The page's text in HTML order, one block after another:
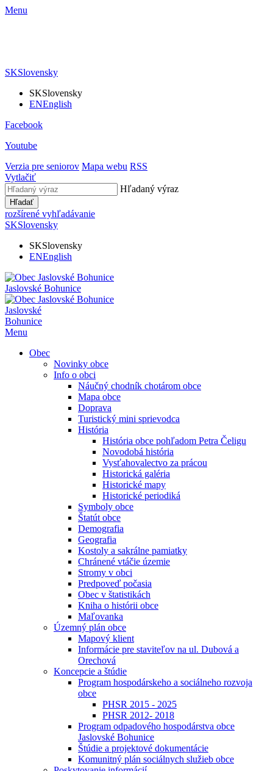
Menu
SKSlovensky
SKSlovensky
ENEnglish
Facebook
Youtube
Verzia pre seniorov Mapa webu RSS
Vytlačiť
Hľadaný výraz
Hľadať
rozšírené vyhľadávanie
SKSlovensky
SKSlovensky
ENEnglish
Jaslovské Bohunice
Jaslovské
Bohunice
Menu
Obec
Novinky obce
Info o obci
Náučný chodník chotárom obce
Mapa obce
Doprava
Turistický mini sprievodca
História
História obce pohľadom Petra Čeligu
Novodobá história
Vysťahovalectvo za prácou
Historická galéria
Historické mapy
Historické periodiká
Symboly obce
Štatút obce
Demografia
Geografia
Kostoly a sakrálne pamiatky
Chránené vtáčie územie
Stromy v obci
Predpoveď počasia
Obec v štatistikách
Kniha o histórii obce
Maľovanka
Územný plán obce
Mapový klient
Informácie pre staviteľov na ul. Dubová a
Orechová
Koncepcie a štúdie
Program hospodárskeho a sociálneho rozvoja
obce
PHSR 2015 - 2025
PHSR 2012- 2018
Program odpadového hospodárstva obce
Jaslovské Bohunice
Štúdie a projektové dokumentácie
Komunitný plán sociálnych služieb obce